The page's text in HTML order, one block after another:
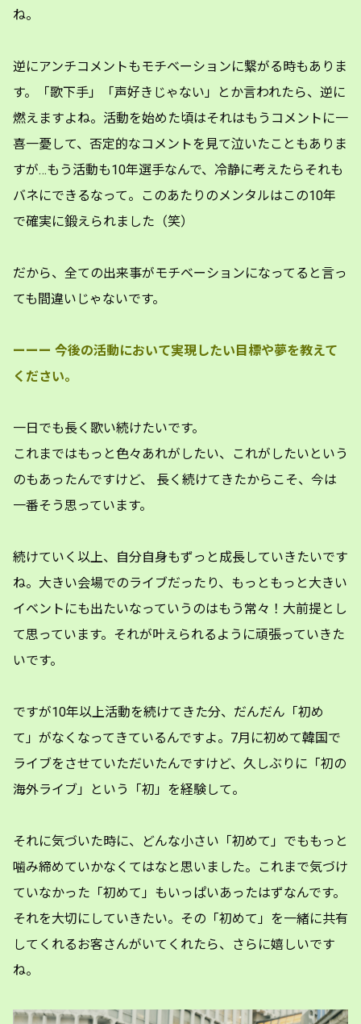
ね。
逆にアンチコメントもモチベーションに繋がる時もありま
す。「歌下手」「声好きじゃない」とか言われたら、逆に
燃えますよね。活動を始めた頃はそれはもうコメントに一
喜一憂して、否定的なコメントを見て泣いたこともありま
すが…もう活動も10年選手なんで、冷静に考えたらそれも
バネにできるなって。このあたりのメンタルはこの10年
で確実に鍛えられました（笑）
だから、全ての出来事がモチベーションになってると言っ
ても間違いじゃないです。
ーーー 今後の活動において実現したい目標や夢を教えて
ください。
一日でも長く歌い続けたいです。
これまではもっと色々あれがしたい、これがしたいという
のもあったんですけど、 長く続けてきたからこそ、今は
一番そう思っています。
続けていく以上、自分自身もずっと成長していきたいです
ね。大きい会場でのライブだったり、もっともっと大きい
イベントにも出たいなっていうのはもう常々！大前提とし
て思っています。それが叶えられるように頑張っていきた
いです。
ですが10年以上活動を続けてきた分、だんだん「初め
て」がなくなってきているんですよ。7月に初めて韓国で
ライブをさせていただいたんですけど、久しぶりに「初の
海外ライブ」という「初」を経験して。
それに気づいた時に、どんな小さい「初めて」でももっと
噛み締めていかなくてはなと思いました。これまで気づけ
ていなかった「初めて」もいっぱいあったはずなんです。
それを大切にしていきたい。その「初めて」を一緒に共有
してくれるお客さんがいてくれたら、さらに嬉しいです
ね。